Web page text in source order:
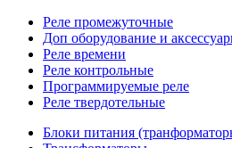
Реле промежуточные
Доп оборудование и
Реле времени
Реле контрольные
Программируемые реле
Реле твердотельные
Блоки питания